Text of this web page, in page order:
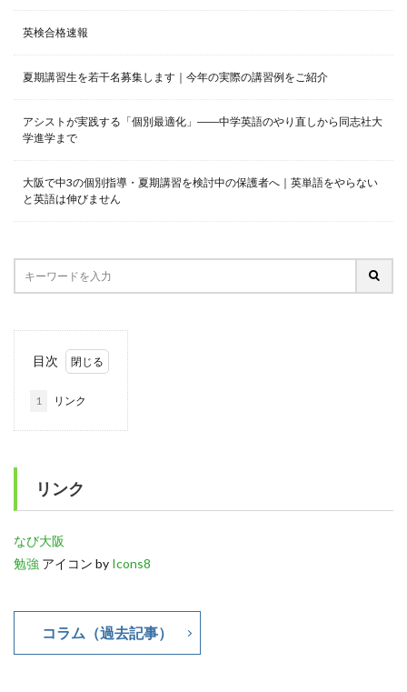
英検合格速報
夏期講習生を若干名募集します｜今年の実際の講習例をご紹介
アシストが実践する「個別最適化」――中学英語のやり直しから同志社大
学進学まで
大阪で中3の個別指導・夏期講習を検討中の保護者へ｜英単語をやらない
と英語は伸びません
目次
1 リンク
リンク
なび大阪
勉強 アイコン by Icons8
コラム（過去記事）